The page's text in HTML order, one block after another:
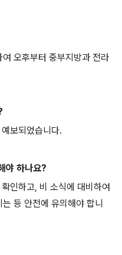
오후부터 중부지방과 전라
보되었습니다.
야 하나요?
인하고, 비 소식에 대비하여
등 안전에 유의해야 합니